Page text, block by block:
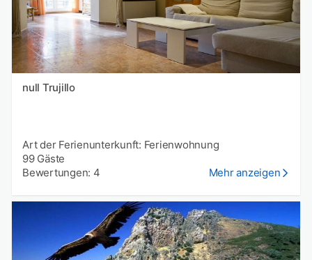
null Trujillo
Art der Ferienunterkunft: Ferienwohnung
99 Gäste
Bewertungen: 4
Mehr anzeigen